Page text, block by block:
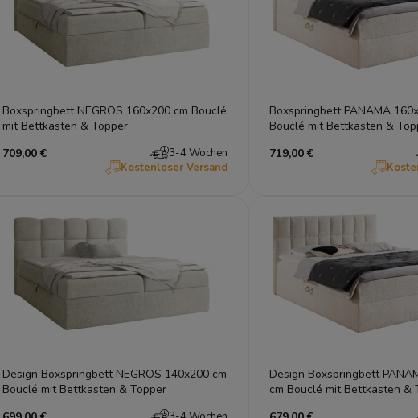
Boxspringbett NEGROS 160x200 cm Bouclé
mit Bettkasten & Topper
709,00 €
3-4 Wochen
Kostenloser Versand
Boxspringbett PANAMA
Bouclé mit Bettkasten &
719,00 €
Design Boxspringbett NEGROS 140x200 cm
Bouclé mit Bettkasten & Topper
Design Boxspringbett
cm Bouclé mit Bettkasten &